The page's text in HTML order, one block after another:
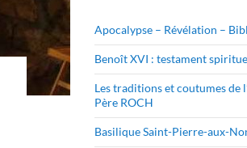
Apocalypse – Révélation –
Benoît XVI : testament
Les traditions et coutumes de
Père ROCH
Basilique Saint-Pierre-aux-